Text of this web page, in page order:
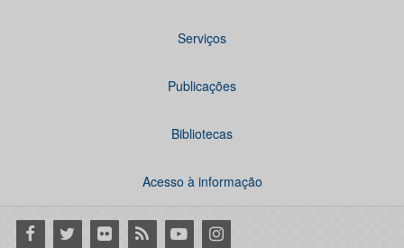
Serviços
Publicações
Bibliotecas
Acesso à informação
Facebook
Twitter Flickr RSS YoutubeInstagram